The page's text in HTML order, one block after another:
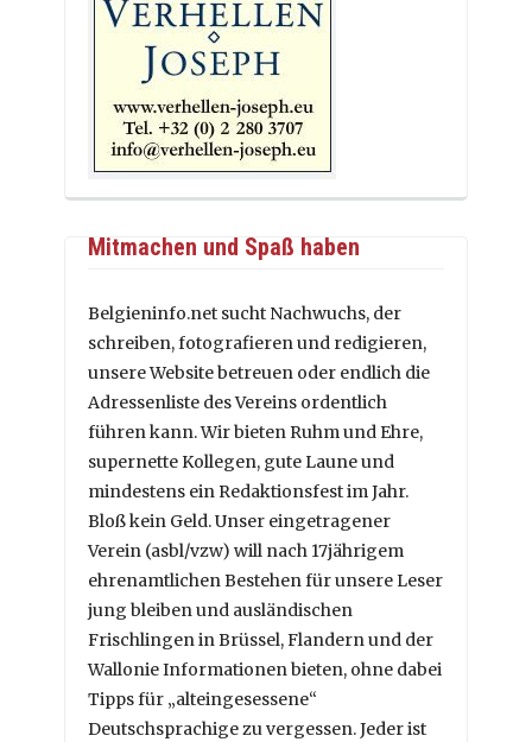
Mitmachen und Spaß haben
Belgieninfo.net sucht Nachwuchs, der
schreiben, fotografieren und redigieren,
unsere Website betreuen oder endlich die
Adressenliste des Vereins ordentlich
führen kann. Wir bieten Ruhm und Ehre,
supernette Kollegen, gute Laune und
mindestens ein Redaktionsfest im Jahr.
Bloß kein Geld. Unser eingetragener
Verein (asbl/vzw) will nach 17jährigem
ehrenamtlichen Bestehen für unsere Leser
jung bleiben und ausländischen
Frischlingen in Brüssel, Flandern und der
Wallonie Informationen bieten, ohne dabei
Tipps für „alteingesessene“
Deutschsprachige zu vergessen. Jeder ist